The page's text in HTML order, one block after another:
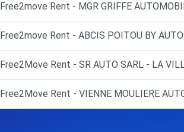
Free2move Rent - MGR GRIFFE
Free2move Rent - ABCIS POITOU BY
Free2Move Rent - SR AUTO SARL - LA
Free2Move Rent - VIENNE MOULIERE